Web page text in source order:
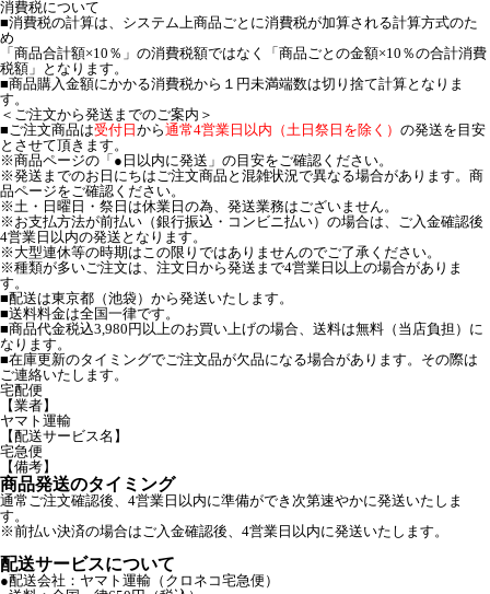
消費税について
■消費税の計算は、システム上商品ごとに消費税が加算される計算方式のた
め
「商品合計額×10％」の消費税額ではなく「商品ごとの金額×10％の合計消費
税額」となります。
■商品購入金額にかかる消費税から１円未満端数は切り捨て計算となりま
す。
＜ご注文から発送までのご案内＞
■ご注文商品は受付日 から通常4営業日以内（土日祭日を除く） の発送を目安
とさせて頂きます。
※商品ページの「●日以内に発送」の目安をご確認ください。
※発送までのお日にちはご注文商品と混雑状況で異なる場合があります。商
品ページをご確認ください。
※土・日曜日・祭日は休業日の為、発送業務はございません。
※お支払方法が前払い（銀行振込・コンビニ払い）の場合は、ご入金確認後
4営業日以内の発送となります。
※大型連休等の時期はこの限りではありませんのでご了承ください。
※種類が多いご注文は、注文日から発送まで4営業日以上の場合がありま
す。
■配送は東京都（池袋）から発送いたします。
■送料料金は全国一律です。
■商品代金税込3,980円以上のお買い上げの場合、送料は無料（当店負担）に
なります。
■在庫更新のタイミングでご注文品が欠品になる場合があります。その際は
ご連絡いたします。
宅配便
【業者】
ヤマト運輸
【配送サービス名】
宅急便
【備考】
商品発送のタイミング
通常ご注文確認後、4営業日以内に準備ができ次第速やかに発送いたしま
す。
※前払い決済の場合はご入金確認後、4営業日以内に発送いたします。
配送サービスについて
●配送会社：ヤマト運輸（クロネコ宅急便）